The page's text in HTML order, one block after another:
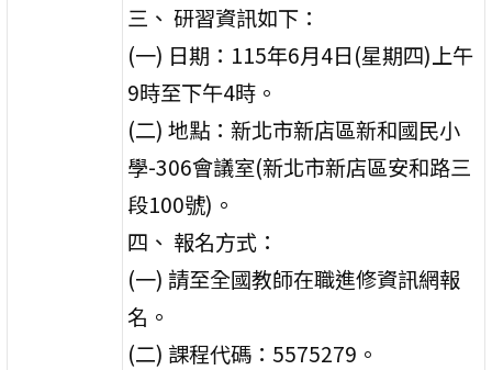
三、 研習資訊如下：
(一) 日期：115年6月4日(星期四)上午
9時至下午4時。
(二) 地點：新北市新店區新和國民小
學-306會議室(新北市新店區安和路三
段100號)。
四、 報名方式：
(一) 請至全國教師在職進修資訊網報
名。
(二) 課程代碼：5575279。